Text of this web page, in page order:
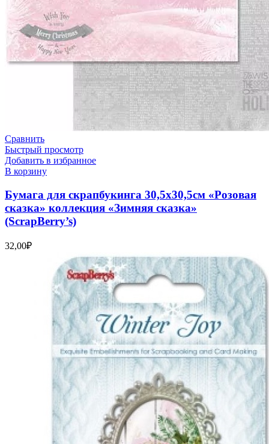
Сравнить
Быстрый просмотр
Добавить в избранное
В корзину
Бумага для скрапбукинга 30,5х30,5см «Розовая
сказка» коллекция «Зимняя сказка»
(ScrapBerry’s)
32,00₽